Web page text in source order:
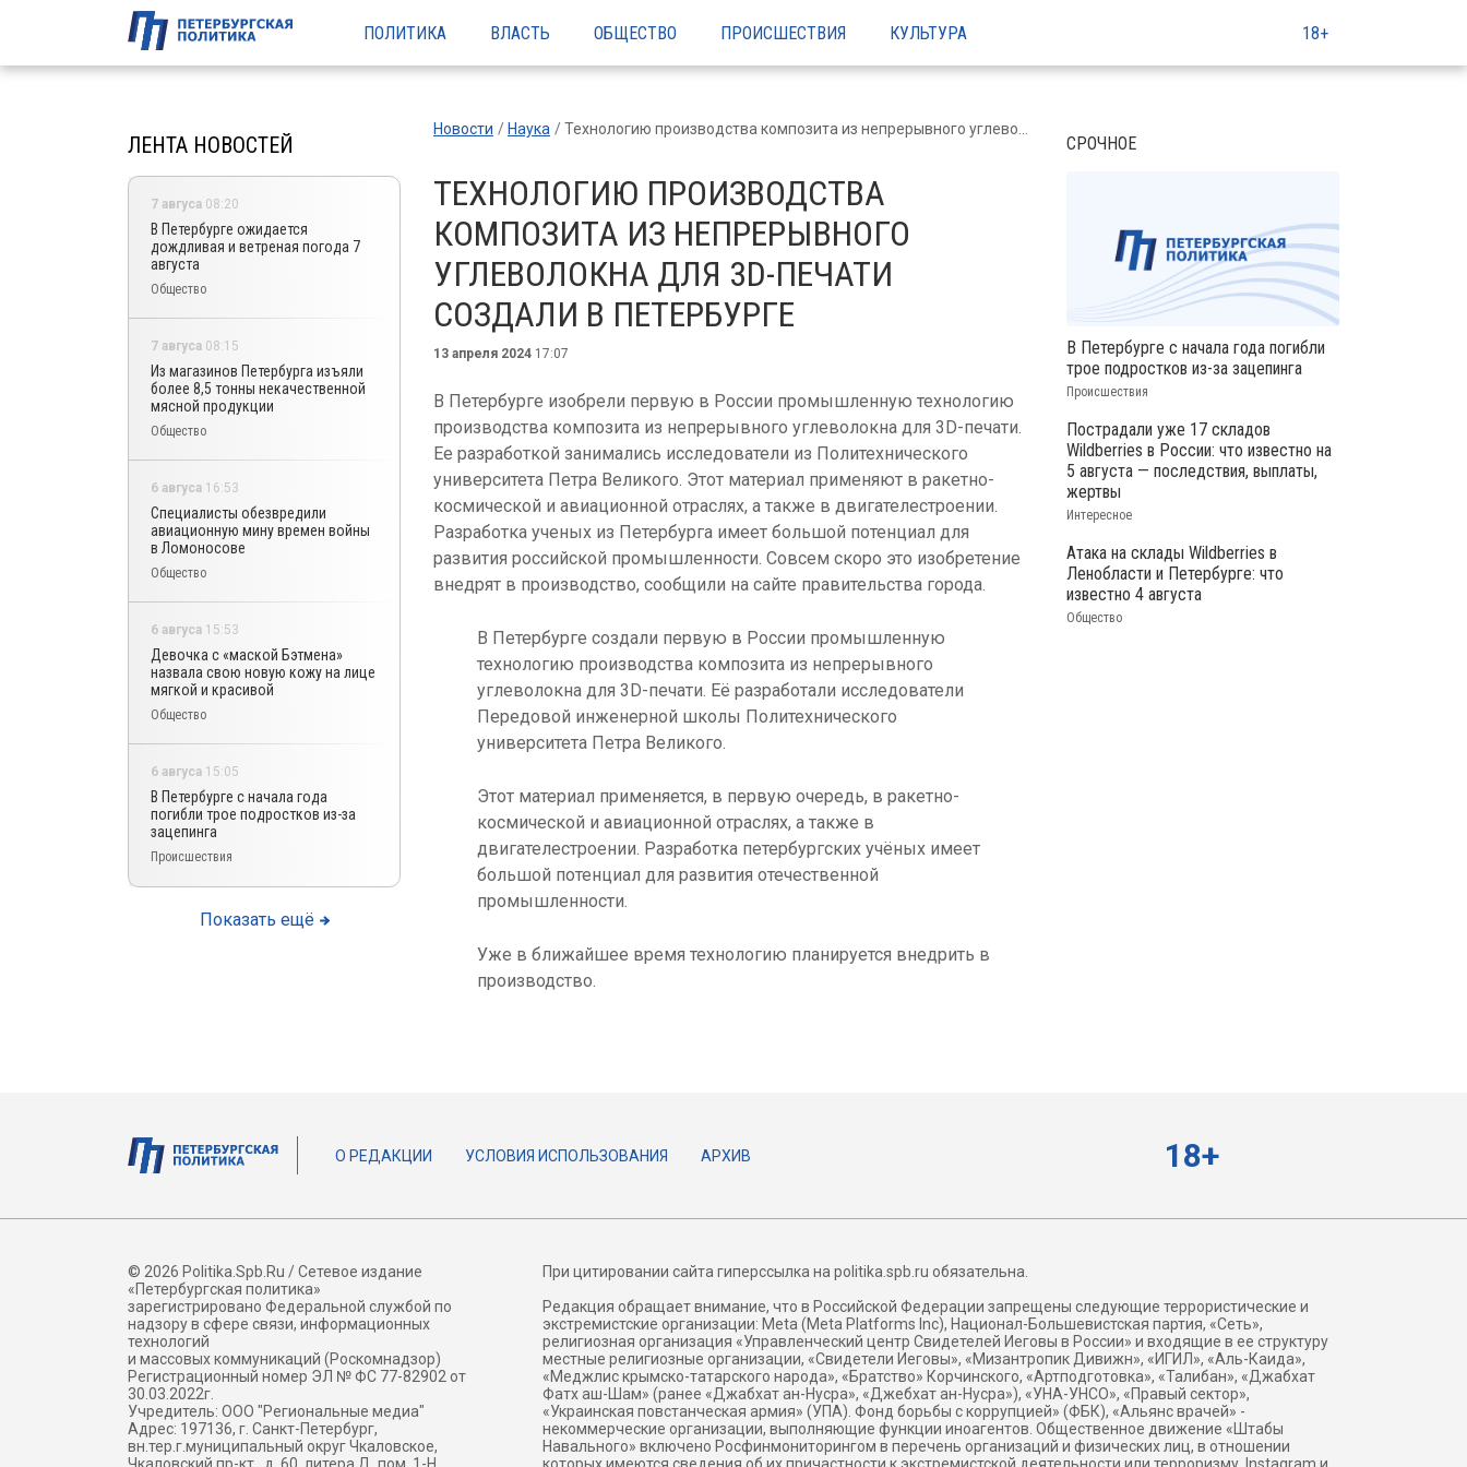
ПОЛИТИКА ВЛАСТЬ ОБЩЕСТВО ПРОИСШЕСТВИЯ КУЛЬТУРА 18+
Новости Наука Технологию производства композита из непрерывного углеволокна для 3D-печати создали в Петербурге
ТЕХНОЛОГИЮ ПРОИЗВОДСТВА
КОМПОЗИТА ИЗ НЕПРЕРЫВНОГО
УГЛЕВОЛОКНА ДЛЯ 3D-ПЕЧАТИ
СОЗДАЛИ В ПЕТЕРБУРГЕ
13 апреля 2024 17:07
В Петербурге изобрели первую в России промышленную технологию
производства композита из непрерывного углеволокна для 3D-печати.
Ее разработкой занимались исследователи из Политехнического
университета Петра Великого. Этот материал применяют в ракетно-
космической и авиационной отраслях, а также в двигателестроении.
Разработка ученых из Петербурга имеет большой потенциал для
развития российской промышленности. Совсем скоро это изобретение
внедрят в производство, сообщили на сайте правительства города.
В Петербурге создали первую в России промышленную
технологию производства композита из непрерывного
углеволокна для 3D-печати. Её разработали исследователи
Передовой инженерной школы Политехнического
университета Петра Великого.
Этот материал применяется, в первую очередь, в ракетно-
космической и авиационной отраслях, а также в
двигателестроении. Разработка петербургских учёных имеет
большой потенциал для развития отечественной
промышленности.
Уже в ближайшее время технологию планируется внедрить в
производство.
ЛЕНТА НОВОСТЕЙ
7 авгуса 08:20
В Петербурге ожидается
дождливая и ветреная погода 7
августа
Общество
7 авгуса 08:15
Из магазинов Петербурга изъяли
более 8,5 тонны некачественной
мясной продукции
Общество
6 авгуса 16:53
Специалисты обезвредили
авиационную мину времен войны
в Ломоносове
Общество
6 авгуса 15:53
Девочка с «маской Бэтмена»
назвала свою новую кожу на лице
мягкой и красивой
Общество
6 авгуса 15:05
В Петербурге с начала года
погибли трое подростков из-за
зацепинга
Происшествия
Показать ещё
СРОЧНОЕ
В Петербурге с начала года погибли
трое подростков из-за зацепинга
Происшествия
Пострадали уже 17 складов
Wildberries в России: что известно на
5 августа — последствия, выплаты,
жертвы
Интересное
Атака на склады Wildberries в
Ленобласти и Петербурге: что
известно 4 августа
Общество
18+
О РЕДАКЦИИ УСЛОВИЯ ИСПОЛЬЗОВАНИЯ АРХИВ
© 2026 Politika.Spb.Ru / Сетевое издание
«Петербургская политика»
зарегистрировано Федеральной службой по
надзору в сфере связи, информационных
технологий
и массовых коммуникаций (Роскомнадзор)
Регистрационный номер ЭЛ № ФС 77-82902 от
30.03.2022г.
Учредитель: ООО "Региональные медиа"
Адрес: 197136, г. Санкт-Петербург,
вн.тер.г.муниципальный округ Чкаловское,
При цитировании сайта гиперссылка на politika.spb.ru обязательна.
Редакция обращает внимание, что в Российской Федерации запрещены следующие террористические и
экстремистские организации: Meta (Meta Platforms Inc), Национал-Большевистская партия, «Сеть»,
религиозная организация «Управленческий центр Свидетелей Иеговы в России» и входящие в ее структуру
местные религиозные организации, «Свидетели Иеговы», «Мизантропик Дивижн», «ИГИЛ», «Аль-Каида»,
«Меджлис крымско-татарского народа», «Братство» Корчинского, «Артподготовка», «Талибан», «Джабхат
Фатх аш-Шам» (ранее «Джабхат ан-Нусра», «Джебхат ан-Нусра»), «УНА-УНСО», «Правый сектор»,
«Украинская повстанческая армия» (УПА). Фонд борьбы с коррупцией» (ФБК), «Альянс врачей» -
некоммерческие организации, выполняющие функции иноагентов. Общественное движение «Штабы
Навального» включено Росфинмониторингом в перечень организаций и физических лиц, в отношении